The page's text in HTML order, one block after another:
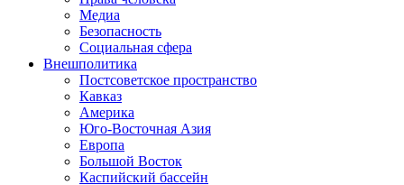
Медиа
Безопасность
Социальная сфера
Внешполитика
Постсоветское пространство
Кавказ
Америка
Юго-Восточная Азия
Европа
Большой Восток
Каспийский бассейн